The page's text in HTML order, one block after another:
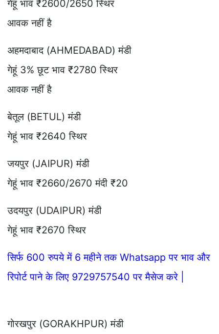
गेहूं भाव ₹2600/2650 स्थिर
आवक नहीं है
अहमदाबाद (AHMEDABAD) मंडी
गेहूं 3% छूट भाव ₹2780 स्थिर
आवक नहीं है
बेतूल (BETUL) मंडी
गेहूं भाव ₹2640 स्थिर
जयपुर (JAIPUR) मंडी
गेहूं भाव ₹2660/2670 मंदी ₹20
उदयपुर (UDAIPUR) मंडी
गेहूं भाव ₹2670 स्थिर
सिर्फ 600 रुपये में 6 महीने तक Whatsapp पर भाव और
रिपोर्ट पाने के लिए 9729757540 पर मैसेज करे |
गोरखपुर (GORAKHPUR) मंडी